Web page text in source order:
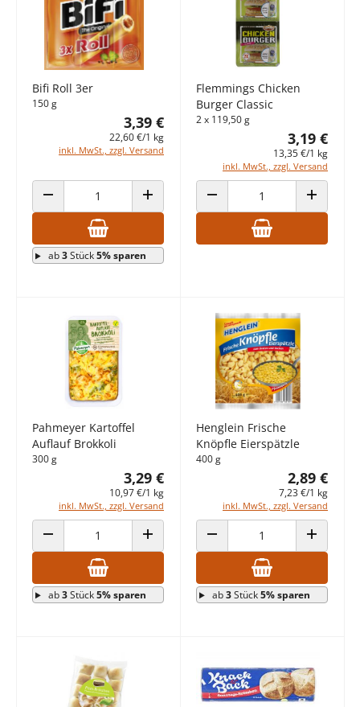
Bifi Roll 3er
150 g
3,39 €
22,60 €/1 kg
inkl. MwSt., zzgl. Versand
ANZAHL VERRINGERN ANZAHL ERHÖHEN
ab3Stück5% sparen
Flemmings Chicken
Burger Classic
2 x 119,50 g
3,19 €
13,35 €/1 kg
inkl. MwSt., zzgl. Versand
ANZAHL VERRINGERN ANZAHL
Pahmeyer Kartoffel
Auflauf Brokkoli
300 g
3,29 €
10,97 €/1 kg
inkl. MwSt., zzgl. Versand
ANZAHL VERRINGERN ANZAHL ERHÖHEN
ab3Stück5% sparen
Henglein Frische
Knöpfle Eierspätzle
400 g
2,89 €
7,23 €/1 kg
inkl. MwSt., zzgl. Versand
ANZAHL VERRINGERN ANZAHL
ab3Stück5% sparen